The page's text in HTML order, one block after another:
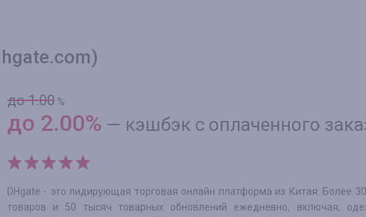
до 1.00 %
до 2.00% — кэшбэк с оплаченного
DHgate - это лидирующая торговая онлайн платформа из Китая. Более
товаров и 50 тысяч товарных обновлений ежедневно, включая,